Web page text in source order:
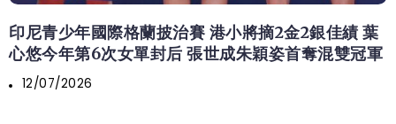
印尼青少年國際格蘭披治賽 港小將摘2金2銀佳績 葉
心悠今年第6次女單封后 張世成朱穎姿首奪混雙冠軍
12/07/2026